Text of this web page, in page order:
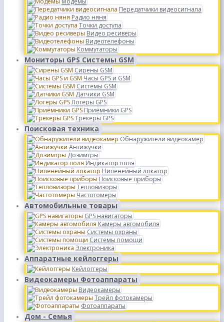
Передатчики видеосигнала
Радио няня
Точки доступа
Видео ресиверы
Видеотелефоны
Коммутаторы
Мониторы GPS Системы GSM
Сирены GSM
Часы GPS и GSM
Системы GSM
Датчики GSM
Логеры GPS
Приёмники GPS
Трекеры GPS
Поисковая техника
Обнаружители видеокамер
Антижучки
Дозимтры
Индикатор поля
Ниленейный локатор
Поисковые приборы
Тепловизоры
Частотомеры
Автомобильные товары
GPS навигаторы
Камеры автомобиля
Системы охраны
Системы помощи
Электроника
Аппаратные кейлоггеры
Кейлоггеры
Видеокамеры Фотоаппараты
Видеокамеры
Трейл фотокамеры
Фотоаппараты
Дом - Семья